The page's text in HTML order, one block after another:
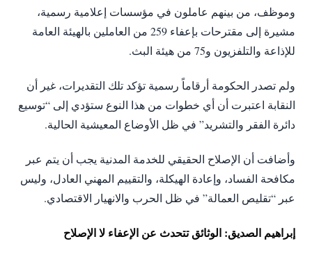
وموظف، من بينهم عاملون في مؤسسات إعلامية رسمية،
مشيرة إلى مقترحات بإعفاء 259 من العاملين بالهيئة العامة
للإذاعة والتلفزيون و75 من هيئة البث.
ولم تصدر الحكومة أرقاماً رسمية تؤكد تلك التقديرات، غير أن
النقابة اعتبرت أن أي خطوات من هذا النوع ستؤدي إلى “توسيع
دائرة الفقر والتشريد” في ظل الأوضاع المعيشية الحالية.
وأضافت أن الإصلاح الحقيقي للخدمة المدنية يجب أن يتم عبر
مكافحة الفساد، وإعادة الهيكلة، والتقييم المهني العادل، وليس
عبر “تقليص العمالة” في ظل الحرب والانهيار الاقتصادي.
إبراهيم الصديق: الوثائق تتحدث عن الإعفاء لا الإصلاح